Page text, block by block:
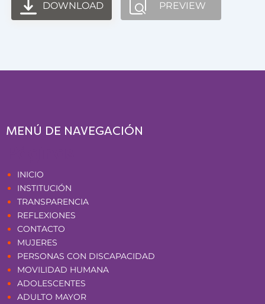
DOWNLOAD PREVIEW
MENÚ DE NAVEGACIÓN
INICIO
INSTITUCIÓN
TRANSPARENCIA
REFLEXIONES
CONTACTO
MUJERES
PERSONAS CON DISCAPACIDAD
MOVILIDAD HUMANA
ADOLESCENTES
ADULTO MAYOR